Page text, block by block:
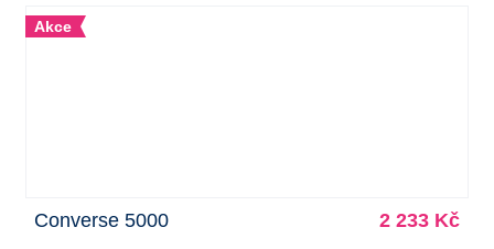
Akce
Converse 5000 2 233 Kč